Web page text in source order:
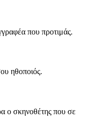
που προτιμάς.
ηθοποιός.
ο σκηνοθέτης που σε